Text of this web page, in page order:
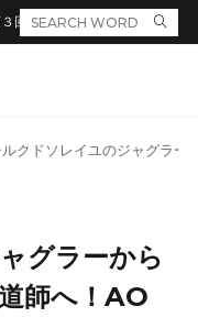
回「居酒屋のカウンターでラ
ルクドソレイユのジャグラ
グラーから
師へ！AO